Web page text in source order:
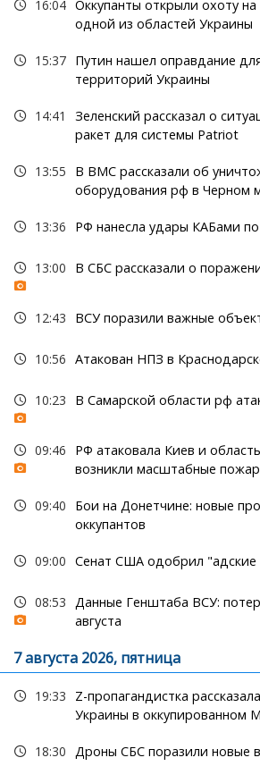
16:04 Оккупанты открыли охоту
одной из областей Украины
15:37 Путин нашел оправдание
территорий Украины
14:41
Зеленский рассказал о
ракет для системы Patriot
13:55
В ВМС рассказали об
оборудования рф в Черном
13:36 РФ нанесла удары КАБами по
13:00 В СБС рассказали о
12:43 ВСУ поразили важные
10:56 Атакован НПЗ в
10:23 В Самарской области рф
09:46
РФ атаковала Киев и
возникли масштабные
09:40
Бои на Донетчине: новые
оккупантов
09:00 Сенат США одобрил "адские
08:53 Данные Генштаба ВСУ:
августа
7 августа 2026, пятница
19:33
Z-пропагандистка
Украины в оккупированном
18:30 Дроны СБС поразили новые